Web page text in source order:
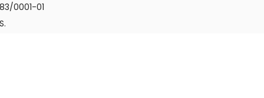
0001-01